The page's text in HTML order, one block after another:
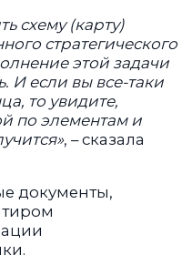
схему (карту)
стратегического
этой задачи
И если вы все-таки
то увидите,
по элементам и
, – сказала
документы,